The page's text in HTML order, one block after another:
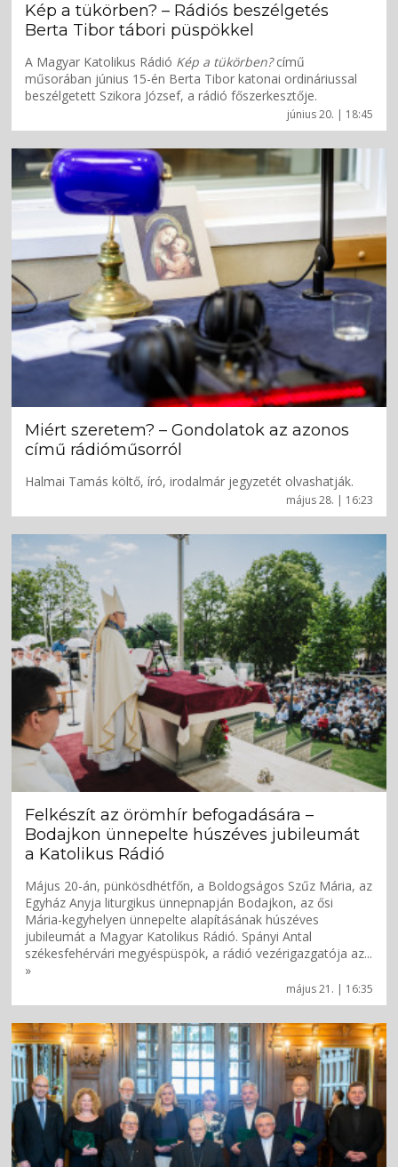
június 20. | 18:45
Kép a tükörben? – Rádiós beszélgetés
Berta Tibor tábori püspökkel
A Magyar Katolikus Rádió Kép a tükörben?című
műsorában június 15-én Berta Tibor katonai ordináriussal
beszélgetett Szikora József, a rádió főszerkesztője.
május 28. | 16:23
Miért szeretem? – Gondolatok az azonos
című rádióműsorról
Halmai Tamás költő, író, irodalmár jegyzetét olvashatják.
május 21. | 16:35
Felkészít az örömhír befogadására –
Bodajkon ünnepelte húszéves jubileumát
a Katolikus Rádió
Május 20-án, pünkösdhétfőn, a Boldogságos Szűz Mária, az
Egyház Anyja liturgikus ünnepnapján Bodajkon, az ősi
Mária-kegyhelyen ünnepelte alapításának húszéves
jubileumát a Magyar Katolikus Rádió. Spányi Antal
székesfehérvári megyéspüspök, a rádió vezérigazgatója az...
»